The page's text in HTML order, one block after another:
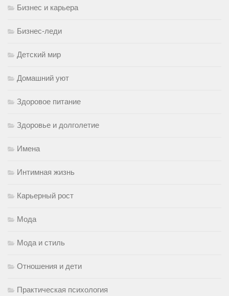
Бизнес и карьера
Бизнес-леди
Детский мир
Домашний уют
Здоровое питание
Здоровье и долголетие
Имена
Интимная жизнь
Карьерный рост
Мода
Мода и стиль
Отношения и дети
Практическая психология